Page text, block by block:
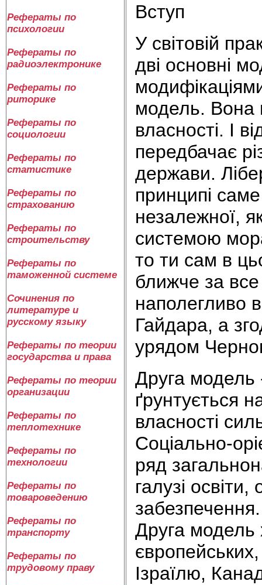
Рефераты по
психологии
Рефераты по
радиоэлектронике
Рефераты по
риторике
Рефераты по
социологии
Рефераты по
статистике
Рефераты по
страхованию
Рефераты по
строительству
Рефераты по
таможенной системе
Сочинения по
литературе и
русскому языку
Рефераты по теории
государства и права
Рефераты по теории
организации
Рефераты по
теплотехнике
Рефераты по
технологии
Рефераты по
товароведению
Рефераты по
транспорту
Рефераты по
трудовому праву
Вступ
У світовій
дві основні
модель. Вона
власності. І
передбачає
держави.
принципі
незалежної,
системою
то ти сам в
ближче за
наполегливо
Гайдара, а
урядом
Друга модель
ґрунтується
власності
Соціально-
ряд
галузі
Друга модель
Ізраїлю,